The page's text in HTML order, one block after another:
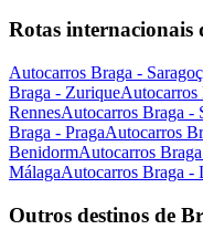
Rotas internacionais
Autocarros Braga -
Braga - ZuriqueAutocarros
RennesAutocarros Braga -
Braga - PragaAutocarros
BenidormAutocarros
MálagaAutocarros Braga -
Outros destinos de